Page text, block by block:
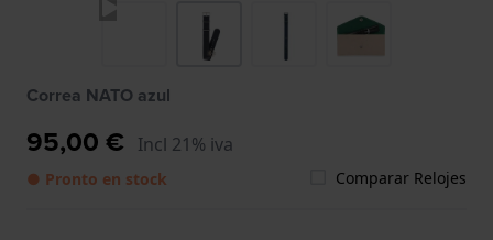
Correa NATO azul
95,00 € Incl 21% iva
● Pronto en stock Comparar Relojes